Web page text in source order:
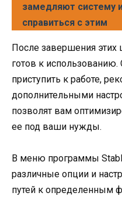
замедляют систему
справиться с этим
После завершения этих
готов к
приступить к работе,
дополнительными
позволят вам
ее под ваши нужды.
В меню программы
различные опции и
путей к определенным